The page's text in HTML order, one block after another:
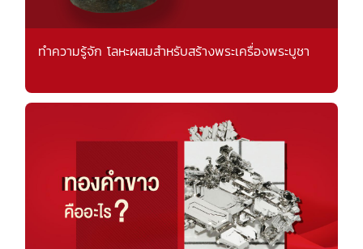
ทำความรู้จัก โลหะผสมสำหรับสร้างพระเครื่องพระบูชา